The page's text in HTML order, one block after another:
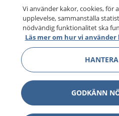
Vi använder kakor, cookies, för
upplevelse, sammanställa
nödvändig funktionalitet ska
Läs mer om hur vi använder
GODKÄNN